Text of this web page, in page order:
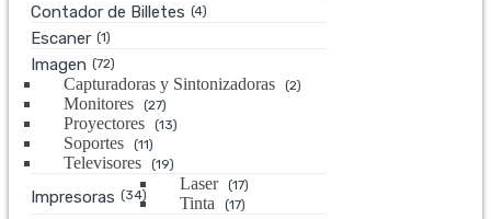
Contador de Billetes (4)
Escaner (1)
Imagen (72)
Capturadoras y Sintonizadoras (2)
Monitores (27)
Proyectores (13)
Soportes (11)
Televisores (19)
Impresoras (34)
Laser (17)
Tinta (17)